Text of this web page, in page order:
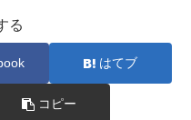
る
はてブ
コピー